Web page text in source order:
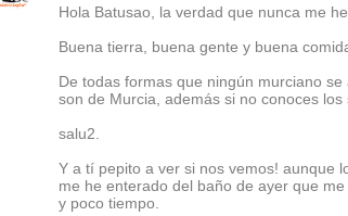
Hola Batusao, la verdad que nunca me
Buena tierra, buena gente y buena
De todas formas que ningún murciano
son de Murcia, además si no conoces
salu2.
Y a tí pepito a ver si nos vemos! aunque
me he enterado del baño de ayer que
y poco tiempo.